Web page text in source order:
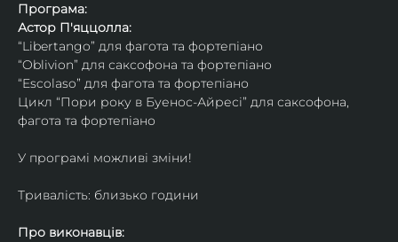
Програма:
Астор П'яццолла:
“Libertango” для фагота та фортепіано
“Oblivion” для саксофона та фортепіано
“Escolaso” для фагота та фортепіано
Цикл “Пори року в Буенос-Айресі” для саксофона,
фагота та фортепіано
У програмі можливі зміни!
Тривалість: близько години
Про виконавців: